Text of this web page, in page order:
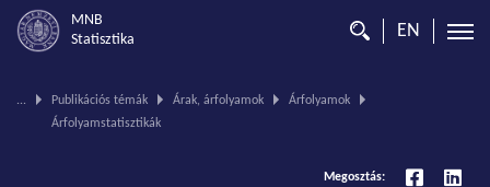
MNB
Statisztika
EN
Ön
... Publikációs témák Árak, árfolyamok
Árfolyamok
Árfolyamstatisztikák
Megosztás: